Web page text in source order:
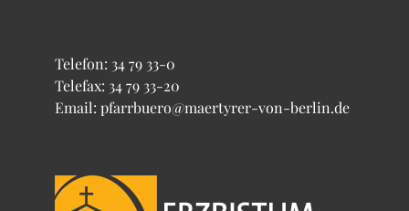
Telefon: 34 79 33-0
Telefax: 34 79 33-20
Email: pfarrbuero@maertyrer-von-berlin.de